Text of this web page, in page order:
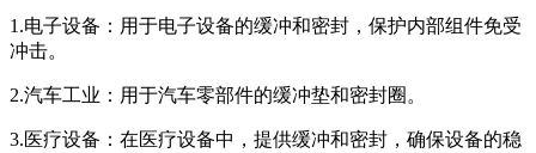
1.电子设备：用于电子设备的缓冲和密封，保护内部组件免受
冲击。
2.汽车工业：用于汽车零部件的缓冲垫和密封圈。
3.医疗设备：在医疗设备中，提供缓冲和密封，确保设备的稳